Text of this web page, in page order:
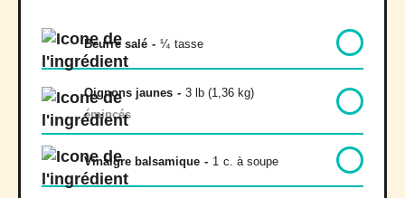
Beurre salé - ¼ tasse
Oignons jaunes - 3 lb (1,36 kg)
émincés
Vinaigre balsamique - 1 c. à soupe